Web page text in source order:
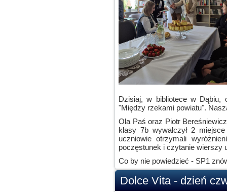
Dzisiaj, w bibliotece w Dąbiu,
"Między rzekami powiatu".
Ola Paś oraz Piotr
klasy 7b wywalczył 2
uczniowie otrzymali
poczęstunek i czytanie wierszy
Co by nie powiedzieć - SP1
Dolce Vita - dzień